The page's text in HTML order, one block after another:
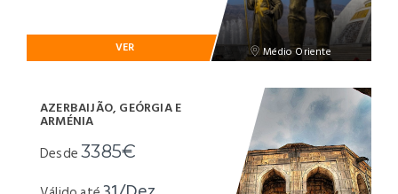
Médio Oriente
VER
AZERBAIJÃO, GEÓRGIA E
ARMÉNIA
Desde3385€